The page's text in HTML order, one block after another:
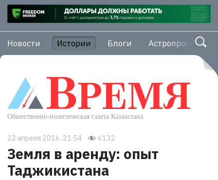
Новости Истории Блоги Астропрогноз
22 апреля 2016, 21:54 6132
Земля в аренду: опыт
Таджикистана